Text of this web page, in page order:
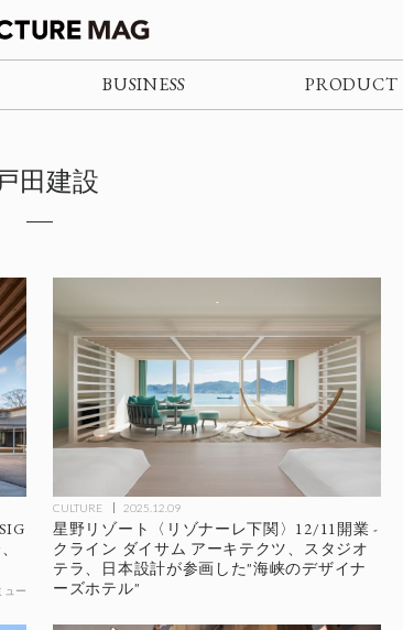
BUSINESS PRODUCT
田建設
ュー
CULTURE 2025.12.09
星野リゾート〈リゾナーレ下関〉12/11開業 -
クライン ダイサム アーキテクツ、スタジオ
テラ、日本設計が参画した"海峡のデザイナ
ーズホテル"